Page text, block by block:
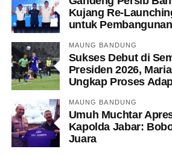
Kujang Re-
untuk
MAUNG BANDUNG
Sukses Debut di
Presiden 2026,
Ungkap Proses
MAUNG BANDUNG
Umuh Muchtar
Kapolda Jabar:
Juara